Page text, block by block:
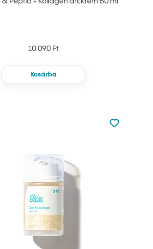
10 090 Ft
Kosárba
Nincsen
Hozzáadás